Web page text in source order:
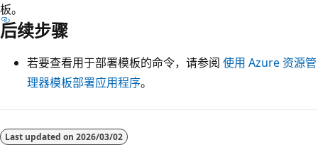
板。
后续步骤
若要查看用于部署模板的命令，请参阅 使用 Azure 资源管
理器模板部署应用程序。
Last updated on 2026/03/02